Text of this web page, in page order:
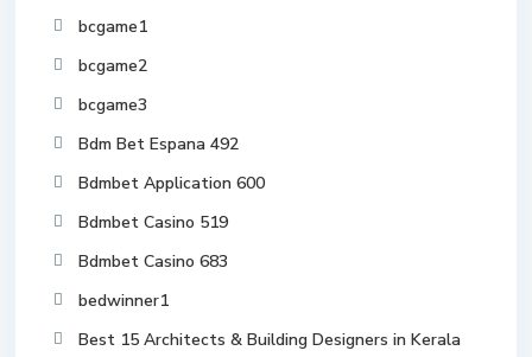
bcgame1
bcgame2
bcgame3
Bdm Bet Espana 492
Bdmbet Application 600
Bdmbet Casino 519
Bdmbet Casino 683
bedwinner1
Best 15 Architects & Building Designers in Kerala